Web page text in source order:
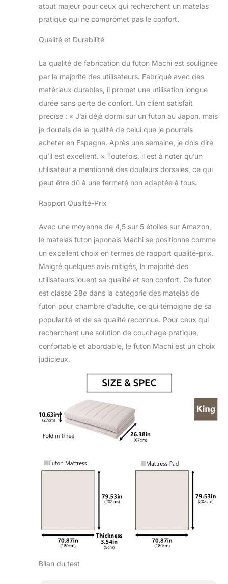
atout majeur pour ceux qui recherchent un matelas
pratique qui ne compromet pas le confort.
Qualité et Durabilité
La qualité de fabrication du futon Machi est soulignée
par la majorité des utilisateurs. Fabriqué avec des
matériaux durables, il promet une utilisation longue
durée sans perte de confort. Un client satisfait
précise : « J’ai déjà dormi sur un futon au Japon, mais
je doutais de la qualité de celui que je pourrais
acheter en Espagne. Après une semaine, je dois dire
qu’il est excellent. » Toutefois, il est à noter qu’un
utilisateur a mentionné des douleurs dorsales, ce qui
peut être dû à une fermeté non adaptée à tous.
Rapport Qualité-Prix
Avec une moyenne de 4,5 sur 5 étoiles sur Amazon,
le matelas futon japonais Machi se positionne comme
un excellent choix en termes de rapport qualité-prix.
Malgré quelques avis mitigés, la majorité des
utilisateurs louent sa qualité et son confort. Ce futon
est classé 28e dans la catégorie des matelas de
futon pour chambre d’adulte, ce qui témoigne de sa
popularité et de sa qualité reconnue. Pour ceux qui
recherchent une solution de couchage pratique,
confortable et abordable, le futon Machi est un choix
judicieux.
Bilan du test